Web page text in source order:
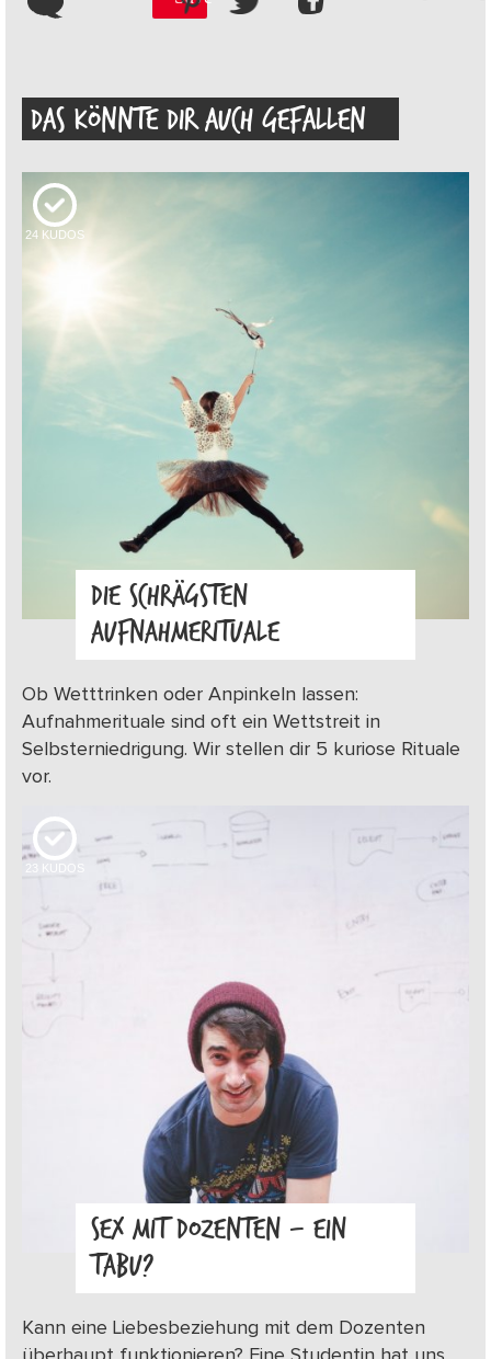
DAS KÖNNTE DIR AUCH GEFALLEN
24 KUDOS
DIE SCHRÄGSTEN
AUFNAHMERITUALE
Ob Wetttrinken oder Anpinkeln lassen:
Aufnahmerituale sind oft ein Wettstreit in
Selbsterniedrigung. Wir stellen dir 5 kuriose Rituale
vor.
23 KUDOS
SEX MIT DOZENTEN – EIN
TABU?
Kann eine Liebesbeziehung mit dem Dozenten